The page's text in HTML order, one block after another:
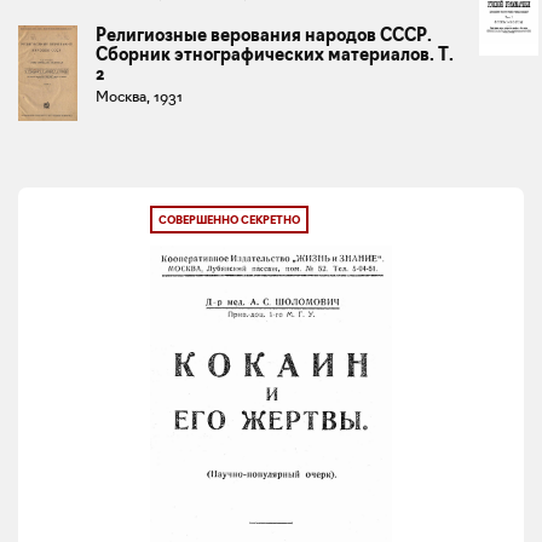
Религиозные верования народов СССР.
Сборник этнографических материалов. Т.
2
Москва, 1931
СОВЕРШЕННО СЕКРЕТНО